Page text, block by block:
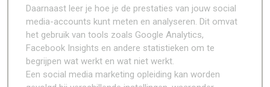
Daarnaast leer je hoe je de prestaties van jouw social
media-accounts kunt meten en analyseren. Dit omvat
het gebruik van tools zoals Google Analytics,
Facebook Insights en andere statistieken om te
begrijpen wat werkt en wat niet werkt.
Een social media marketing opleiding kan worden